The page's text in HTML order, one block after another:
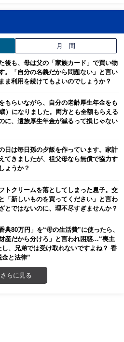
月 間
後も、母は父の「家族カード」で買い物
。「自分の名義だから問題ない」と言い
ま利用を続けてもよいのでしょうか？
もらいながら、自分の老齢厚生年金をも
）になりました。両方とも全額もらえる
に、遺族厚生年金が減るって損じゃない
日は毎日孫の夕飯を作っています。家計
てきましたが、祖父母なら無償で協力す
ょうか？
トクリームを落としてしまった息子。交
「新しいものを買ってください」と言わ
とではないのに、理不尽すぎませんか？
典80万円」を“母の生活費”に使ったら、
産だから分けろ」と言われ困惑…“喪主
し、兄弟では受け取れないですよね？ 香
金と法律”
さらに見る